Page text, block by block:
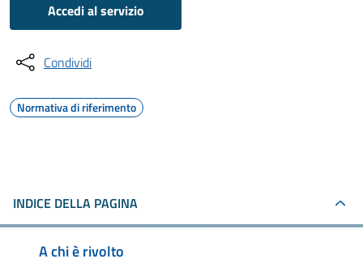
Accedi al servizio
Condividi
Normativa di riferimento
INDICE DELLA PAGINA
A chi è rivolto